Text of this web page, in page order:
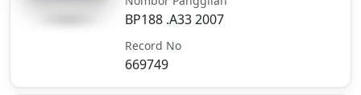
BP188 .A33 2007
Record No
669749